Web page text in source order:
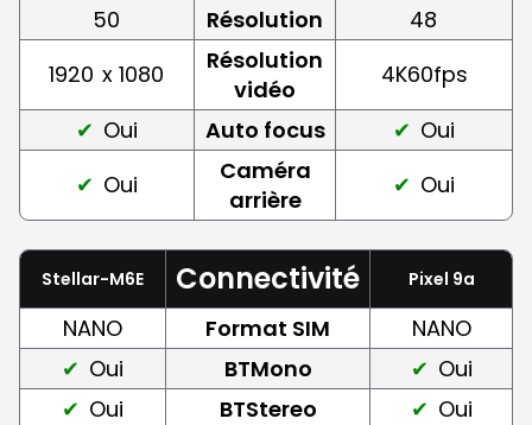
50
Résolution
48
1920 x 1080
Résolution
vidéo
4K60fps
Oui
Auto focus
Oui
Oui
Caméra
arrière
Oui
Stellar-M6E Connectivité Pixel 9a
NANO Format SIM
NANO
Oui
BTMono
Oui
Oui
BTStereo
Oui